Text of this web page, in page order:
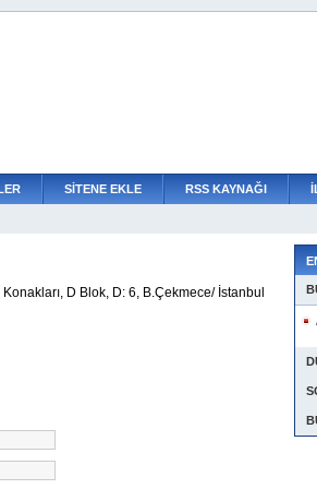
SİTENE EKLE RSS KAYNAĞI
D Blok, D: 6, B.Çekmece/ İstanbul